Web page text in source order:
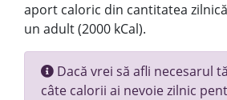
aport caloric din cantitatea
un adult (2000 kCal).
Dacă vrei să afli necesarul
câte calorii ai nevoie zilnic